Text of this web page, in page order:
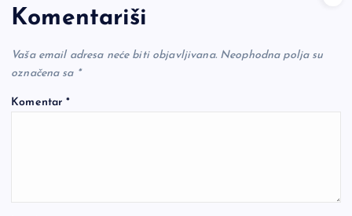
Komentariši
Vaša email adresa neće biti objavljivana. Neophodna polja su
označena sa *
Komentar*